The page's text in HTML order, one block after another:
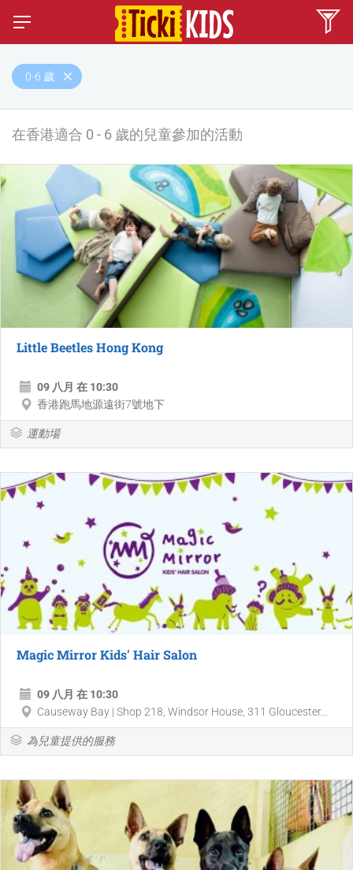
0-6 歲
在香港適合 0 - 6 歲的兒童參加的活動
Little Beetles Hong Kong
09 八月 在 10:30
香港跑馬地源遠街7號地下
運動場
Magic Mirror Kids' Hair Salon
09 八月 在 10:30
Causeway Bay | Shop 218, Windsor House, 311 Gloucester...
為兒童提供的服務